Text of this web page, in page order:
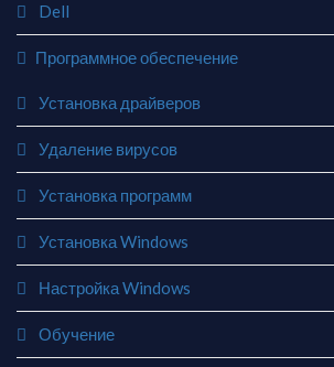
Dell
Программное обеспечение
Установка драйверов
Удаление вирусов
Установка программ
Установка Windows
Настройка Windows
Обучение